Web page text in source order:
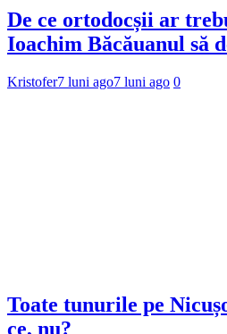
De ce ortodocșii ar
Ioachim Băcăuanul să
Kristofer7 luni ago7 luni ago 0
Toate tunurile pe
ce, nu?